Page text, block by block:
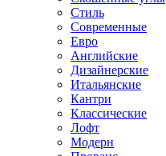
Стиль
Современные
Евро
Английские
Дизайнерские
Итальянские
Кантри
Классические
Лофт
Модерн